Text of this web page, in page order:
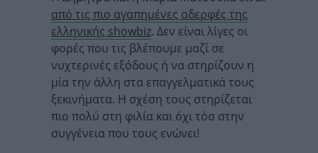
από τις πιο αγαπημένες αδερφές της
ελληνικής showbiz. Δεν είναι λίγες οι
φορές που τις βλέπουμε μαζί σε
νυχτερινές εξόδους ή να στηρίζουν η
μία την άλλη στα επαγγελματικά τους
ξεκινήματα. Η σχέση τους στηρίζεται
πιο πολύ στη φιλία και όχι τόσ στην
συγγένεια που τους ενώνει!